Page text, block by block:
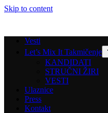
Skip to content
Vesti
Let’s Mix It Takmičenje
KANDIDATI
STRUČNI ŽIRI
VESTI
Ulaznice
Press
Kontakt